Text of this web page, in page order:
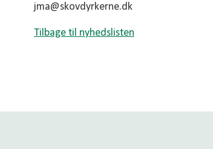
jma@skovdyrkerne.dk
Tilbage til nyhedslisten